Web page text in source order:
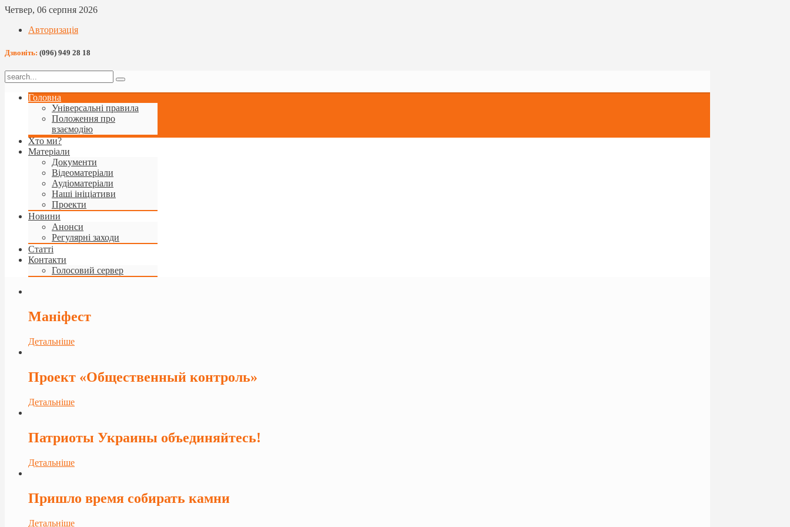
Четвер, 06 серпня 2026
Авторизація
Дзвоніть: (096) 949 28 18
Головна
Універсальні правила
Положення про
взаємодію
Хто ми?
Матеріали
Документи
Відеоматеріали
Аудіоматеріали
Наші ініціативи
Проекти
Новини
Анонси
Регулярні заходи
Статті
Контакти
Голосовий сервер
Маніфест
Детальніше
Проект «Общественный контроль»
Детальніше
Патриоты Украины объединяйтесь!
Детальніше
Пришло время собирать камни
Детальніше